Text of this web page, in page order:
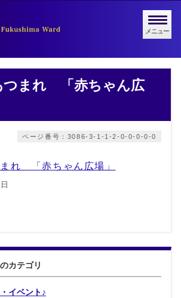
メニュー
つまれ 「赤ちゃん広
ページ番号：3086-3-1-1-2-0-0-0-0-0
れ 「赤ちゃん広場」
カテゴリ
イベント♪